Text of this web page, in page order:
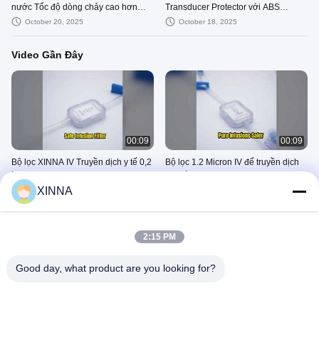
nước Tốc độ dòng chảy cao hơn
Không vô trùng
October 20, 2025
Transducer Protector với ABS
Housing cho các dòng máu lọc máu
October 18, 2025
Video Gần Đây
00:09
Bộ lọc XINNA IV Truyền dịch y tế 0,2
Micron
March 02, 2026
00:09
Bộ lọc 1.2 Micron IV để truyền dịch
00:09
XINNA
2:15 PM
Good day, what product are you looking for?